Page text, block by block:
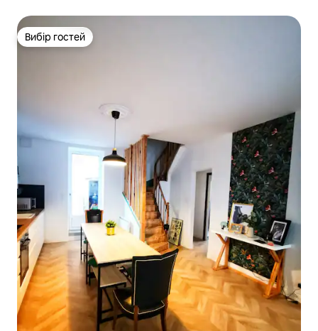
Вибір гостей
Вибір гостей